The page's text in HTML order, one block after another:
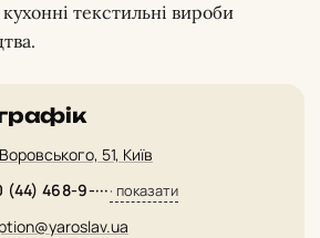
текстильні вироби
51, Київ
(44) 468-9-···· показати